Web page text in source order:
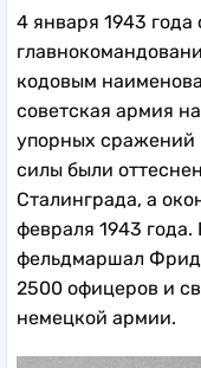
4 января 1943 года
кодовым
советская армия
упорных сражений
силы были
Сталинграда, а
февраля 1943 года.
фельдмаршал
2500 офицеров и
немецкой армии.